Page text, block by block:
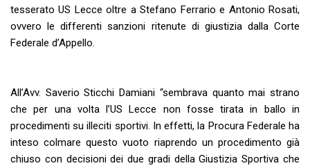
tesserato US Lecce oltre a Stefano Ferrario e Antonio Rosati,
ovvero le differenti sanzioni ritenute di giustizia dalla Corte
Federale d’Appello.
All’Avv. Saverio Sticchi Damiani “sembrava quanto mai strano
che per una volta l’US Lecce non fosse tirata in ballo in
procedimenti su illeciti sportivi. In effetti, la Procura Federale ha
inteso colmare questo vuoto riaprendo un procedimento già
chiuso con decisioni dei due gradi della Giustizia Sportiva che